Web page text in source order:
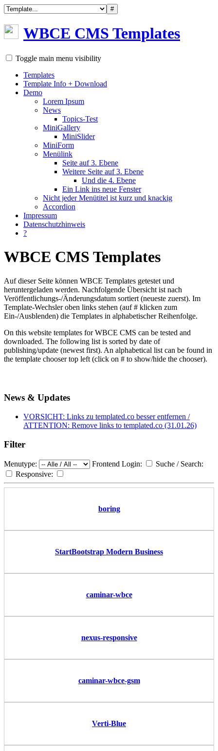
#
WBCE CMS Templates
Toggle main menu visibility
Templates
Template Info + Download
Demo
Lorem Ipsum
News
Topics-Test
MiniGallery
MiniSlider
MiniForm
Menülink
Seite auf 3. Ebene
Weitere Seite auf 3. Ebene
Und die 4. Ebene
Ein Link ins neue Fenster
Nicht jeder Menütitel ist kurz und knackig
Accordion
Impressum
Datenschutzhinweis
?
WBCE CMS Templates
Auf dieser Seite können WBCE Templates getestet und
heruntergeladen werden. Nachfolgende Übersicht ist nach
Veröffentlichungs-/Änderungsdatum sortiert (neueste zuerst). Im
Template-Wechsler oben links stehen (auf # klicken zum
Ein-/Ausblenden) die Templates in alphabetischer Reihenfolge.
On this website templates for WBCE CMS can be tested and
downloaded. The following list is sorted by date of
publishing/update (newest first). An alphabetical list can be found in
the template chooser top left (click on # to show/hide the chooser).
News & Updates
VORSICHT: Links zu templated.co besser entfernen /
ATTENTION: Remove links to templated.co (31.01.26)
Filter
Menutype: Frontend Login:
Suche / Search:
Responsive:
boring
StartBootstrap Modern Business
caminar-wbce
nexus-responsive
caminar-wbce-gsm
Verti-Blue